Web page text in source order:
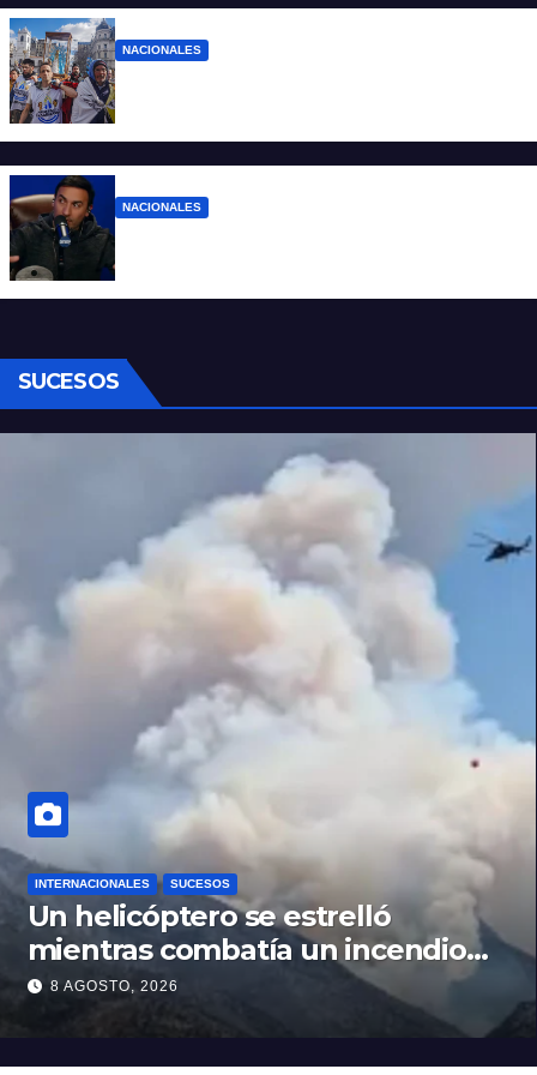
NACIONALES
NACIONALES
SUCESOS
INTERNACIONALES SUCESOS
Un helicóptero se estrelló
mientras combatía un incendio
forestal en Utah
8 AGOSTO, 2026